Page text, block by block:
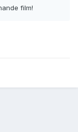
film!